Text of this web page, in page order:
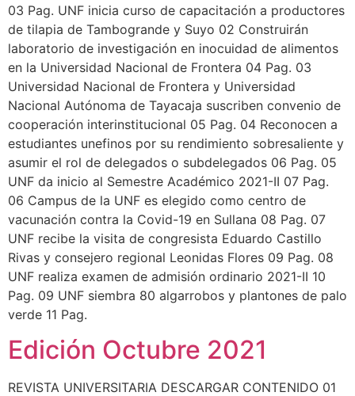
03 Pag. UNF inicia curso de capacitación a productores
de tilapia de Tambogrande y Suyo 02 Construirán
laboratorio de investigación en inocuidad de alimentos
en la Universidad Nacional de Frontera 04 Pag. 03
Universidad Nacional de Frontera y Universidad
Nacional Autónoma de Tayacaja suscriben convenio de
cooperación interinstitucional 05 Pag. 04 Reconocen a
estudiantes unefinos por su rendimiento sobresaliente y
asumir el rol de delegados o subdelegados 06 Pag. 05
UNF da inicio al Semestre Académico 2021-II 07 Pag.
06 Campus de la UNF es elegido como centro de
vacunación contra la Covid-19 en Sullana 08 Pag. 07
UNF recibe la visita de congresista Eduardo Castillo
Rivas y consejero regional Leonidas Flores 09 Pag. 08
UNF realiza examen de admisión ordinario 2021-II 10
Pag. 09 UNF siembra 80 algarrobos y plantones de palo
verde 11 Pag.
Edición Octubre 2021
REVISTA UNIVERSITARIA DESCARGAR CONTENIDO 01